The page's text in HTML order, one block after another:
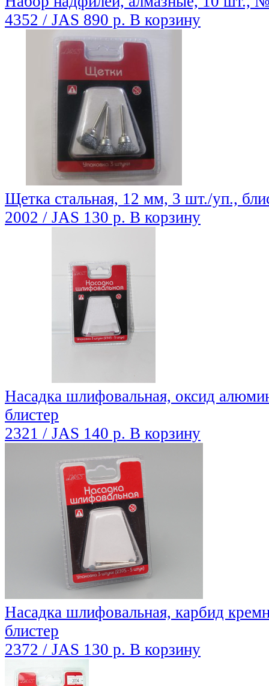
4352 / JAS 890 р. В корзину
Щетка стальная, 12 мм, 3 шт./уп.,
2002 / JAS 130 р. В корзину
Насадка шлифовальная, оксид
блистер
2321 / JAS 140 р. В корзину
Насадка шлифовальная, карбид
блистер
2372 / JAS 130 р. В корзину